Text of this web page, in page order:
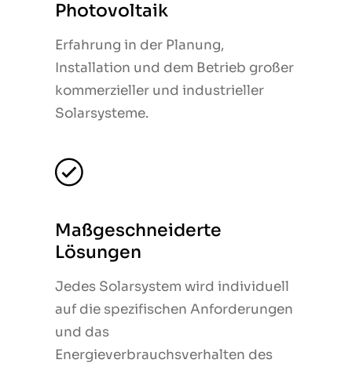
Photovoltaik
Erfahrung in der Planung,
Installation und dem Betrieb großer
kommerzieller und industrieller
Solarsysteme.
Photovoltaik
Erfahrung in der Planung,
Installation und dem Betrieb großer
kommerzieller und industrieller
Solarsysteme.
Maßgeschneiderte
Lösungen
Jedes Solarsystem wird individuell
auf die spezifischen Anforderungen
und das
Energieverbrauchsverhalten des
Maßgeschneiderte
Lösungen
Jedes Solarsystem wird individuell
auf die spezifischen Anforderungen
und das
Energieverbrauchsverhalten des